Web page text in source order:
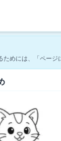
ためには、「ペー